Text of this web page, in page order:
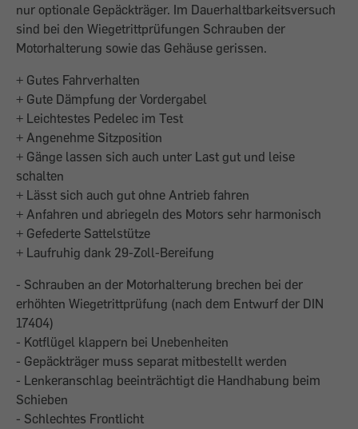
nur optionale Gepäckträger. Im Dauerhaltbarkeitsversuch
sind bei den Wiegetrittprüfungen Schrauben der
Motorhalterung sowie das Gehäuse gerissen.
+ Gutes Fahrverhalten
+ Gute Dämpfung der Vordergabel
+ Leichtestes Pedelec im Test
+ Angenehme Sitzposition
+ Gänge lassen sich auch unter Last gut und leise
schalten
+ Lässt sich auch gut ohne Antrieb fahren
+ Anfahren und abriegeln des Motors sehr harmonisch
+ Gefederte Sattelstütze
+ Laufruhig dank 29-Zoll-Bereifung
- Schrauben an der Motorhalterung brechen bei der
erhöhten Wiegetrittprüfung (nach dem Entwurf der DIN
17404)
- Kotflügel klappern bei Unebenheiten
- Gepäckträger muss separat mitbestellt werden
- Lenkeranschlag beeinträchtigt die Handhabung beim
Schieben
- Schlechtes Frontlicht